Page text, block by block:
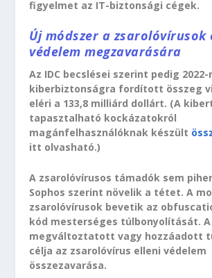
figyelmet az IT-biztonsági cégek.
Új módszer a zsarolóvírusok
védelem megzavarására
Az IDC becslései szerint pedig 2022-
kiberbiztonságra fordított összeg
eléri a 133,8 milliárd dollárt. (A
tapasztalható kockázatokról
magánfelhasználóknak készült
itt olvasható.)
A zsarolóvírusos támadók sem
Sophos szerint növelik a tétet. A
zsarolóvírusok bevetik az
kód mesterséges túlbonyolítását. A
megváltoztatott vagy hozzáadott
célja az zsarolóvírus elleni védelem
összezavarása.